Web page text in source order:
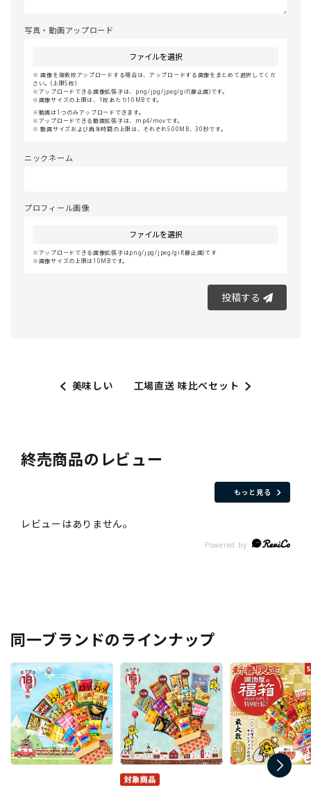
写真・動画アップロード
ファイルを選択
画像を複数枚アップロードする場合は、アップロードする画像をまとめて選択してくだ
さい。(上限5枚)
アップロードできる画像拡張子は、png/jpg/jpeg/gif(静止画)です。
画像サイズの上限は、1枚あたり10MBです。
動画は1つのみアップロードできます。
アップロードできる動画拡張子は、mp4/movです。
動画サイズおよび再生時間の上限は、それぞれ500MB、30秒です。
ニックネーム
プロフィール画像
ファイルを選択
アップロードできる画像拡張子はpng/jpg/jpeg/gif(静止画)です
画像サイズの上限は10MBです。
投稿する
美味しい 工場直送 味比べセット
終売商品のレビュー
もっと見る
同一ブランドのラインナップ